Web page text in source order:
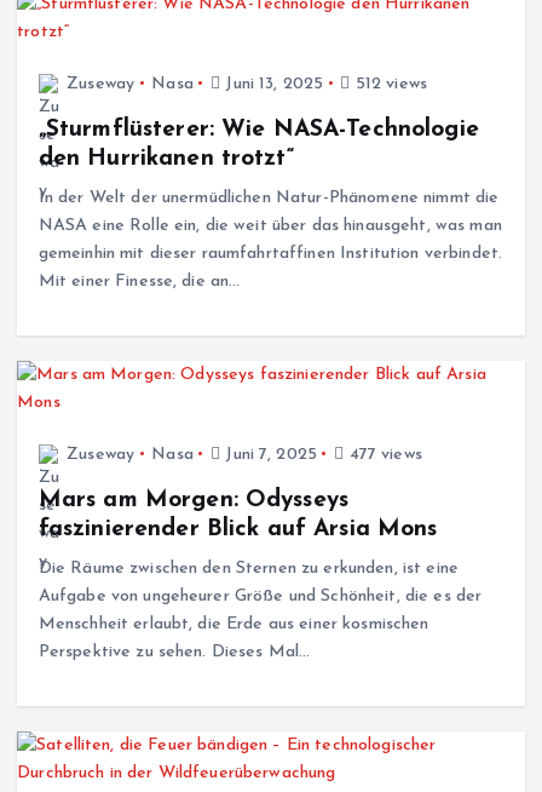
Zuseway Nasa Juni 13, 2025 512 views
„Sturmflüsterer: Wie NASA-Technologie
den Hurrikanen trotzt“
In der Welt der unermüdlichen Natur-Phänomene nimmt die
NASA eine Rolle ein, die weit über das hinausgeht, was man
gemeinhin mit dieser raumfahrtaffinen Institution verbindet.
Mit einer Finesse, die an…
Zuseway Nasa Juni 7, 2025 477 views
Mars am Morgen: Odysseys
faszinierender Blick auf Arsia Mons
Die Räume zwischen den Sternen zu erkunden, ist eine
Aufgabe von ungeheurer Größe und Schönheit, die es der
Menschheit erlaubt, die Erde aus einer kosmischen
Perspektive zu sehen. Dieses Mal…